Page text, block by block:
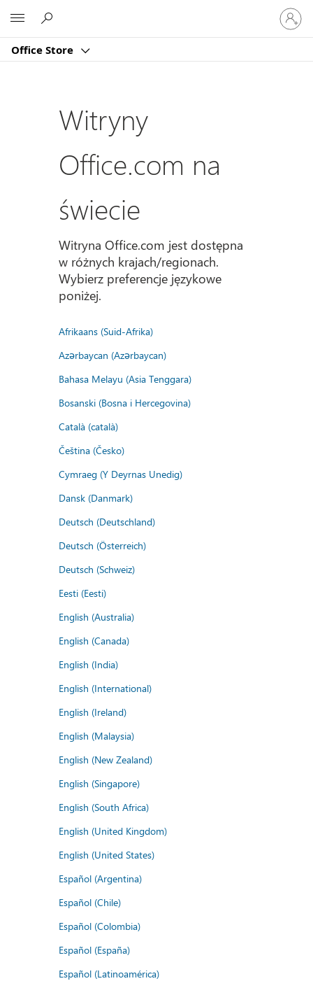
Office Store
Zaloguj
się
do
konta
Witryny
Office.com na
świecie
Witryna Office.com jest dostępna
w różnych krajach/regionach.
Wybierz preferencje językowe
poniżej.
Afrikaans (Suid-Afrika)
Azərbaycan (Azərbaycan)
Bahasa Melayu (Asia Tenggara)
Bosanski (Bosna i Hercegovina)
Català (català)
Čeština (Česko)
Cymraeg (Y Deyrnas Unedig)
Dansk (Danmark)
Deutsch (Deutschland)
Deutsch (Österreich)
Deutsch (Schweiz)
Eesti (Eesti)
English (Australia)
English (Canada)
English (India)
English (International)
English (Ireland)
English (Malaysia)
English (New Zealand)
English (Singapore)
English (South Africa)
English (United Kingdom)
English (United States)
Español (Argentina)
Español (Chile)
Español (Colombia)
Español (España)
Español (Latinoamérica)